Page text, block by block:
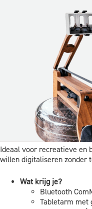
Ideaal voor recreatieve en
willen digitaliseren zonder
Wat krijg je?
Bluetooth
Tabletarm met